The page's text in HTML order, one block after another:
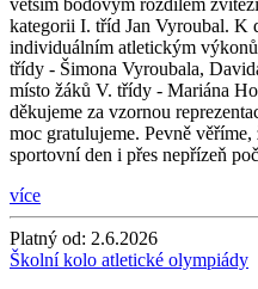
větším bodovým rozdílem
kategorii I. tříd Jan Vyroubal. K
individuálním atletickým
třídy - Šimona Vyroubala,
místo žáků V. třídy - Mariána
děkujeme za vzornou
moc gratulujeme. Pevně
sportovní den i přes nepřízeň
více
Platný od: 2.6.2026
Školní kolo atletické olympiády